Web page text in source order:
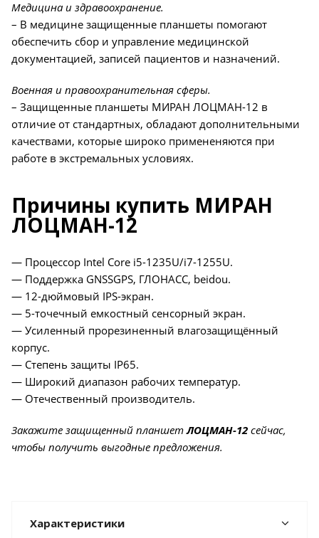
Медицина и здравоохранение.
– В медицине защищенные планшеты помогают
обеспечить сбор и управление медицинской
документацией, записей пациентов и назначений.
Военная и правоохранительная сферы.
– Защищенные планшеты МИРАН ЛОЦМАН-12 в
отличие от стандартных, обладают дополнительными
качествами, которые широко примененяются при
работе в экстремальных условиях.
Причины купить МИРАН
ЛОЦМАН-12
— Процессор Intel Core i5-1235U/i7-1255U.
— Поддержка GNSSGPS, ГЛОНАСС, beidou.
— 12-дюймовый IPS-экран.
— 5-точечный емкостный сенсорный экран.
— Усиленный прорезиненный влагозащищённый
корпус.
— Степень защиты IP65.
— Широкий диапазон рабочих температур.
— Отечественный производитель.
Закажите защищенный планшетЛОЦМАН-12 сейчас,
чтобы получить выгодные предложения.
Характеристики